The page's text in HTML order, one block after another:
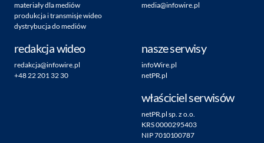
materiały dla mediów
produkcja i transmisje wideo
dystrybucja do mediów
media@infowire.pl
redakcja wideo
redakcja@infowire.pl
+48 22 201 32 30
nasze serwisy
infoWire.pl
netPR.pl
właściciel serwisów
netPR.pl sp. z o.o.
KRS 0000295403
NIP 7010100787